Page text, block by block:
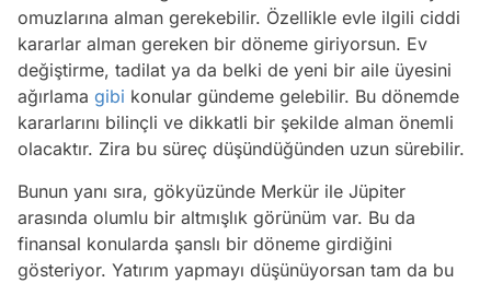
omuzlarına alman gerekebilir. Özellikle evle ilgili ciddi
kararlar alman gereken bir döneme giriyorsun. Ev
değiştirme, tadilat ya da belki de yeni bir aile üyesini
ağırlama gibi konular gündeme gelebilir. Bu dönemde
kararlarını bilinçli ve dikkatli bir şekilde alman önemli
olacaktır. Zira bu süreç düşündüğünden uzun sürebilir.
Bunun yanı sıra, gökyüzünde Merkür ile Jüpiter
arasında olumlu bir altmışlık görünüm var. Bu da
finansal konularda şanslı bir döneme girdiğini
gösteriyor. Yatırım yapmayı düşünüyorsan tam da bu